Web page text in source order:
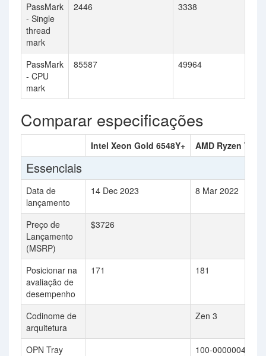
PassMark
- Single
thread
mark
2446 3338
PassMark
- CPU
mark
85587 49964
Comparar especificações
Intel Xeon Gold 6548Y+ AMD Ryzen
Essenciais
Data de
lançamento
14 Dec 2023 8 Mar 2022
Preço de
Lançamento
(MSRP)
$3726
Posicionar na
avaliação de
desempenho
171 181
Codinome de
arquitetura
Zen 3
OPN Tray 100-000000447